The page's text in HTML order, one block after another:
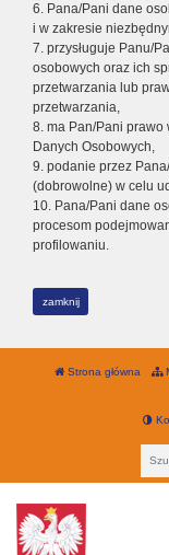
6. Pana/Pani dane
i w zakresie
7. przysługuje Panu/
osobowych oraz ich
przetwarzania lub
przetwarzania,
8. ma Pan/Pani
Danych Osobowych,
9. podanie przez
(dobrowolne) w celu
10. Pana/Pani dane
procesom
profilowaniu.
zamknij
Strona główna